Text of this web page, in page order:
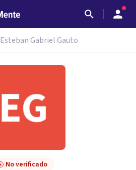
Esteban Gabriel Gauto
No verificado